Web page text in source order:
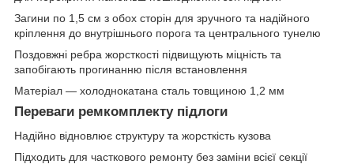
Загини по 1,5 см з обох сторін для зручного та надійного
кріплення до внутрішнього порога та центрального тунелю
Поздовжні ребра жорсткості підвищують міцність та
запобігають прогинанню після встановлення
Матеріал — холоднокатана сталь товщиною 1,2 мм
Переваги ремкомплекту підлоги
Надійно відновлює структуру та жорсткість кузова
Підходить для часткового ремонту без заміни всієї секції